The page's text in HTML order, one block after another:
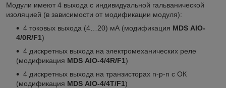
Модули имеют 4 выхода с индивидуальной гальванической
изоляцией (в зависимости от модификации модуля):
4 токовых выхода (4…20) мА (модификация MDS АIO-
4/0R/F1)
4 дискретных выхода на электромеханических реле
(модификация MDS АIO-4/4R/F1)
4 дискретных выхода на транзисторах n-p-n с ОК
(модификация MDS АIO-4/4Т/F1)